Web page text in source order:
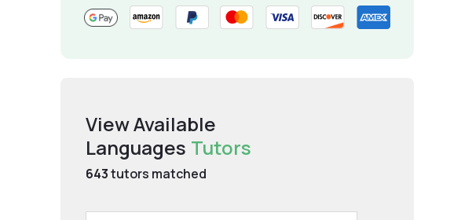
View Available
Languages Tutors
643tutors matched